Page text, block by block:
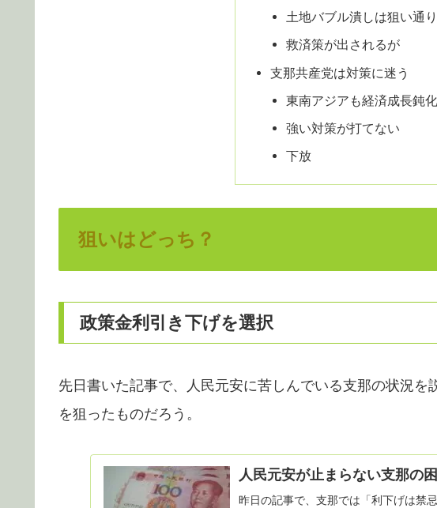
土地バブル潰しは狙い通
救済策が出されるが
支那共産党は対策に迷う
東南アジアも経済成長鈍化
強い対策が打てない
下放
狙いはどっち？
政策金利引き下げを選択
先日書いた記事で、人民元安に苦しんでいる支那の状況を
を狙ったものだろう。
人民元安が止まらない支那の
昨日の記事で、支那では「利下げは禁